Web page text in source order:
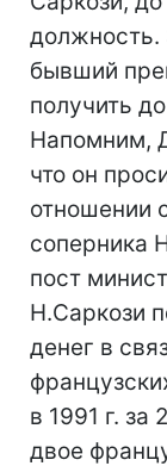
должность.
бывший
получить
Напомним,
что он
отношении
соперника
пост
Н.Саркози
денег в
в 1991 г.
двое